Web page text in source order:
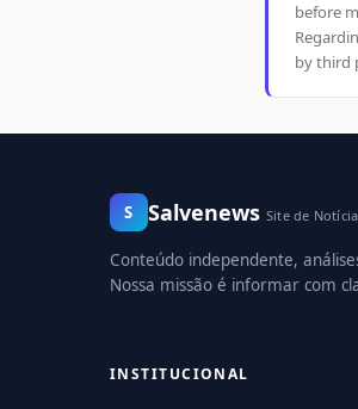
before
by third
S Salvenews Site de
Conteúdo independente,
Nossa missão é informar com
INSTITUCIONAL